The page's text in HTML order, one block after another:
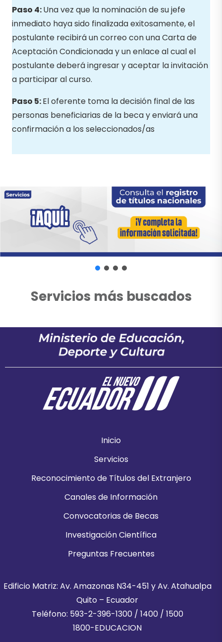
Paso 4:Una vez que la nominación de su jefe
inmediato haya sido finalizada exitosamente, el
postulante recibirá un correo con una Carta de
Aceptación Condicionada y un enlace al cual el
postulante deberá ingresar y aceptar la invitación
a participar al curso.
Paso 5:El oferente toma la decisión final de las
personas beneficiarias de la beca y enviará una
confirmación a los seleccionados/as
Servicios más buscados
Inicio
Servicios
Reconocimiento de Títulos del Extranjero
Canales de Información
Convocatorias de Becas
Investigación Científica
Preguntas Frecuentes
Edificio Matriz: Av. Amazonas N34-451 y Av. Atahualpa
Quito – Ecuador
Teléfono: 593-2-396-1300 / 1400 / 1500
1800-EDUCACION